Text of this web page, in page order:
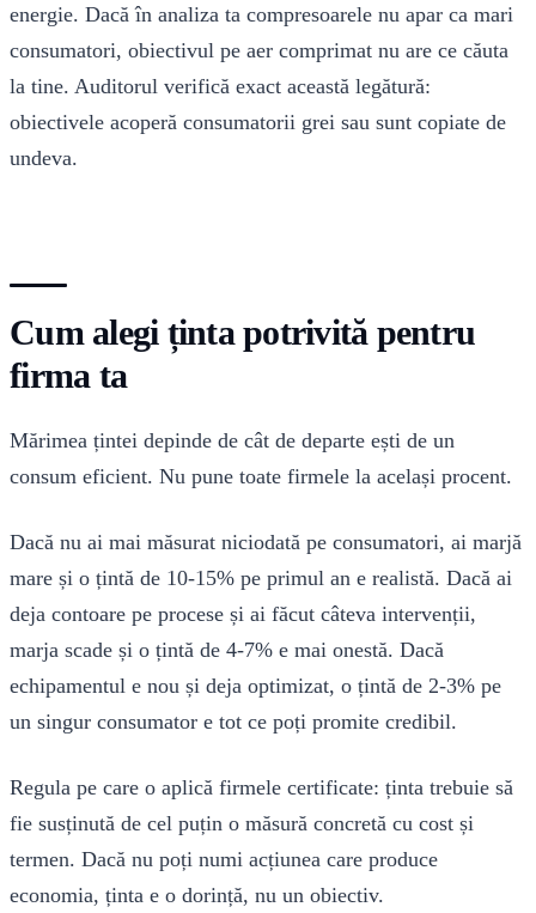
energie. Dacă în analiza ta compresoarele nu apar ca mari
consumatori, obiectivul pe aer comprimat nu are ce căuta
la tine. Auditorul verifică exact această legătură:
obiectivele acoperă consumatorii grei sau sunt copiate de
undeva.
Cum alegi ținta potrivită pentru
firma ta
Mărimea țintei depinde de cât de departe ești de un
consum eficient. Nu pune toate firmele la același procent.
Dacă nu ai mai măsurat niciodată pe consumatori, ai marjă
mare și o țintă de 10-15% pe primul an e realistă. Dacă ai
deja contoare pe procese și ai făcut câteva intervenții,
marja scade și o țintă de 4-7% e mai onestă. Dacă
echipamentul e nou și deja optimizat, o țintă de 2-3% pe
un singur consumator e tot ce poți promite credibil.
Regula pe care o aplică firmele certificate: ținta trebuie să
fie susținută de cel puțin o măsură concretă cu cost și
termen. Dacă nu poți numi acțiunea care produce
economia, ținta e o dorință, nu un obiectiv.